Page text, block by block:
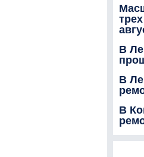
В
В
В